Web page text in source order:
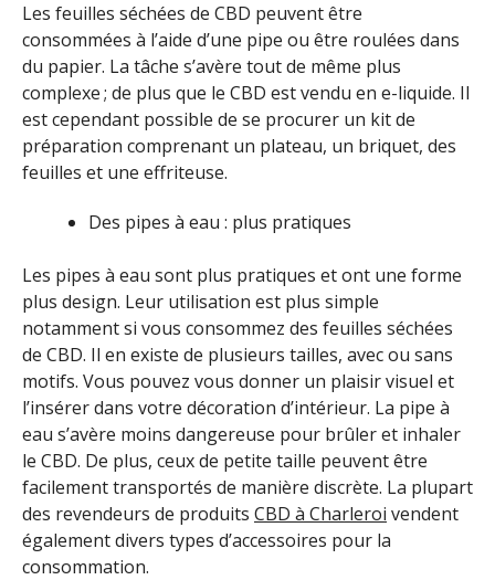
Les feuilles séchées de CBD peuvent être
consommées à l’aide d’une pipe ou être roulées dans
du papier. La tâche s’avère tout de même plus
complexe ; de plus que le CBD est vendu en e-liquide. Il
est cependant possible de se procurer un kit de
préparation comprenant un plateau, un briquet, des
feuilles et une effriteuse.
Des pipes à eau : plus pratiques
Les pipes à eau sont plus pratiques et ont une forme
plus design. Leur utilisation est plus simple
notamment si vous consommez des feuilles séchées
de CBD. Il en existe de plusieurs tailles, avec ou sans
motifs. Vous pouvez vous donner un plaisir visuel et
l’insérer dans votre décoration d’intérieur. La pipe à
eau s’avère moins dangereuse pour brûler et inhaler
le CBD. De plus, ceux de petite taille peuvent être
facilement transportés de manière discrète. La plupart
des revendeurs de produits CBD à Charleroi vendent
également divers types d’accessoires pour la
consommation.